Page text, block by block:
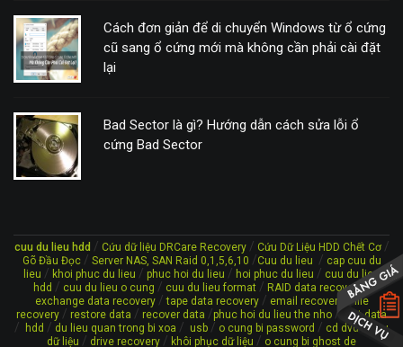
Cách đơn giản để di chuyển Windows từ ổ cứng
cũ sang ổ cứng mới mà không cần phải cài đặt
lại
Bad Sector là gì? Hướng dẫn cách sửa lỗi ổ
cứng Bad Sector
cuu du lieu hdd / Cứu dữ liệu DRCare Recovery/ Cứu Dữ Liệu HDD Chết Cơ/
Gõ Đầu Đọc/ Server NAS, SAN Raid 0,1,5,6,10 /Cuu du lieu / cap cuu du
lieu / khoi phuc du lieu / phuc hoi du lieu / hoi phuc du lieu / cuu du lieu
hdd / cuu du lieu o cung / cuu du lieu format / RAID data recovery/
exchange data recovery/tape data recovery/ email recovery /file
recovery / restore data / recover data /phuc hoi du lieu the nho / lost data
/ hdd / du lieu quan trong bi xoa / usb / o cung bi password / cd dvd/cứu
dữ liệu / drive recovery / khôi phục dữ liệu / o cung bi ghost de